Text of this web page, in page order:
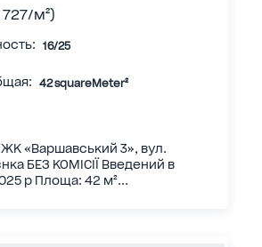
727/м²)
16/25
42 squareMeter²
«Варшавський 3», вул.
БЕЗ КОМІСІЇ Введений в
р Площа: 42 м²...